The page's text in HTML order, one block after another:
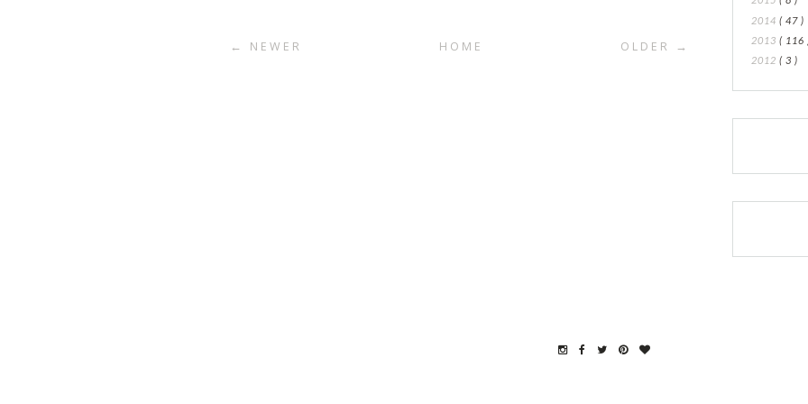
← NEWER OLDER →
HOME
2014 ( 47 )
2013 ( 116
2012 ( 3 )